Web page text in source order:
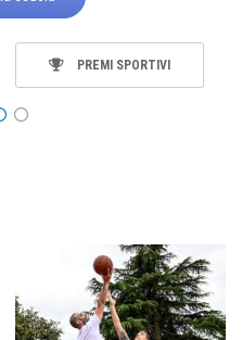
PREMI SPORTIVI